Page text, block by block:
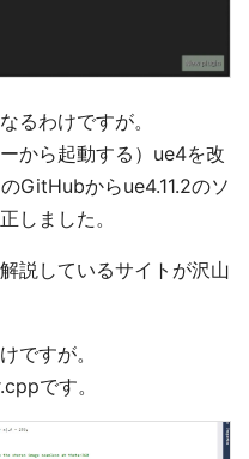
るわけですが。
から起動する）ue4を改
GitHubからue4.11.2のソ
しました。
説しているサイトが沢山
ですが。
です。